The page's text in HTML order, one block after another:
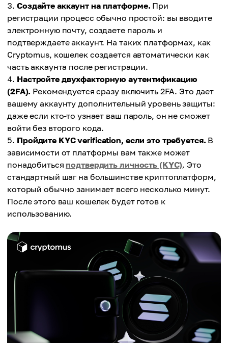
Создайте аккаунт на платформе. При
регистрации процесс обычно простой: вы вводите
электронную почту, создаете пароль и
подтверждаете аккаунт. На таких платформах, как
Cryptomus, кошелек создается автоматически как
часть аккаунта после регистрации.
Настройте двухфакторную аутентификацию
(2FA). Рекомендуется сразу включить 2FA. Это дает
вашему аккаунту дополнительный уровень защиты:
даже если кто-то узнает ваш пароль, он не сможет
войти без второго кода.
Пройдите KYC verification, если это требуется. В
зависимости от платформы вам также может
понадобитьсяподтвердить личность (KYC). Это
стандартный шаг на большинстве криптоплатформ,
который обычно занимает всего несколько минут.
После этого ваш кошелек будет готов к
использованию.